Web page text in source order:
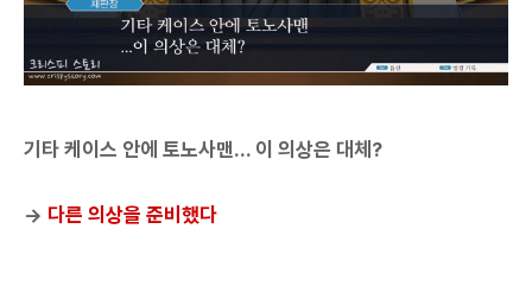
기타 케이스 안에 토노사맨... 이 의상은 대체?
→ 다른 의상을 준비했다